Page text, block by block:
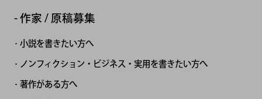
作家 / 原稿募集
小説を書きたい方へ
ノンフィクション・ビジネス・実用を書きたい方へ
著作がある方へ